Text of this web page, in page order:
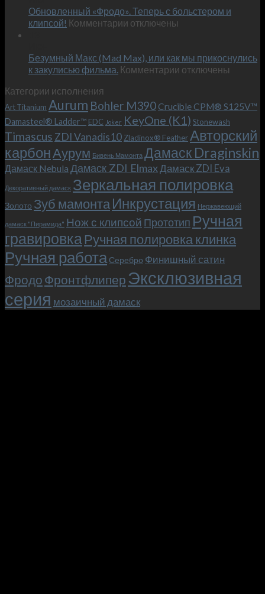
–
и
KeyOne
Обновленный «Фродо». Теперь с больстером и
клипсой! Комментарии к
«Фродо».
Теперь
и
клипсой!
отключены
Безумный Макс (Mad Max), или как мы прикоснулись
к закулисью фильма. Комментарии к
Макс
(Mad
Max),
или
как
мы
прикоснулись
к
фильма.
отключены
Категории исполнения
Art Titanium Aurum Bohler M390Crucible CPM® S125V™
Damasteel® Ladder™ EDC Joker KeyOne (K1) Stonewash
Timascus ZDI Vanadis10 Zladinox® FeatherАвторский
карбонАурум Бивень Мамонта Дамаск Draginskin
Дамаск Nebula Дамаск ZDI Elmax Дамаск ZDI Eva
Декоративный дамаск Зеркальная полировка
Золото Зуб мамонтаИнкрустация Нержавеющий
дамаск "Пирамида" Нож с клипсой Прототип Ручная
гравировкаРучная полировка клинка
Ручная работа Серебро Финишный сатин
Фродо Фронтфлипер Эксклюзивная
серия мозаичный дамаск